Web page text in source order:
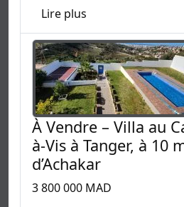
Lire plus
À Vendre – Villa au
à-Vis à Tanger, à 10
d’Achakar
3 800 000 MAD